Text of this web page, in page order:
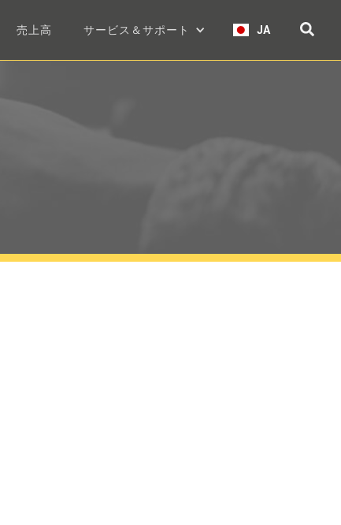
売上高 サービス＆サポート JA